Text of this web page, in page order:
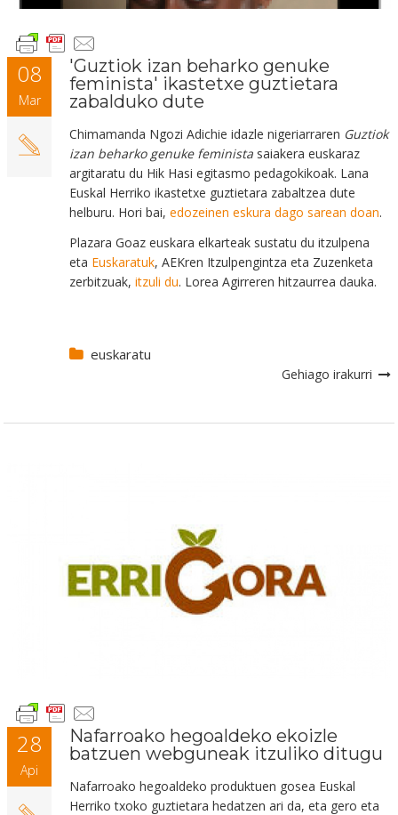
08
Mar
'Guztiok izan beharko genuke
feminista' ikastetxe guztietara
zabalduko dute
Chimamanda Ngozi Adichie idazle nigeriarraren Guztiok
izan beharko genuke feminista saiakera euskaraz
argitaratu du Hik Hasi egitasmo pedagokikoak. Lana
Euskal Herriko ikastetxe guztietara zabaltzea dute
helburu. Hori bai, edozeinen eskura dago sarean doan.
Plazara Goaz euskara elkarteak sustatu du itzulpena
eta Euskaratuk, AEKren Itzulpengintza eta Zuzenketa
zerbitzuak, itzuli du. Lorea Agirreren hitzaurrea dauka.
euskaratu
Gehiago irakurri
28
Api
Nafarroako hegoaldeko ekoizle
batzuen webguneak itzuliko ditugu
Nafarroako hegoaldeko produktuen gosea Euskal
Herriko txoko guztietara hedatzen ari da, eta gero eta